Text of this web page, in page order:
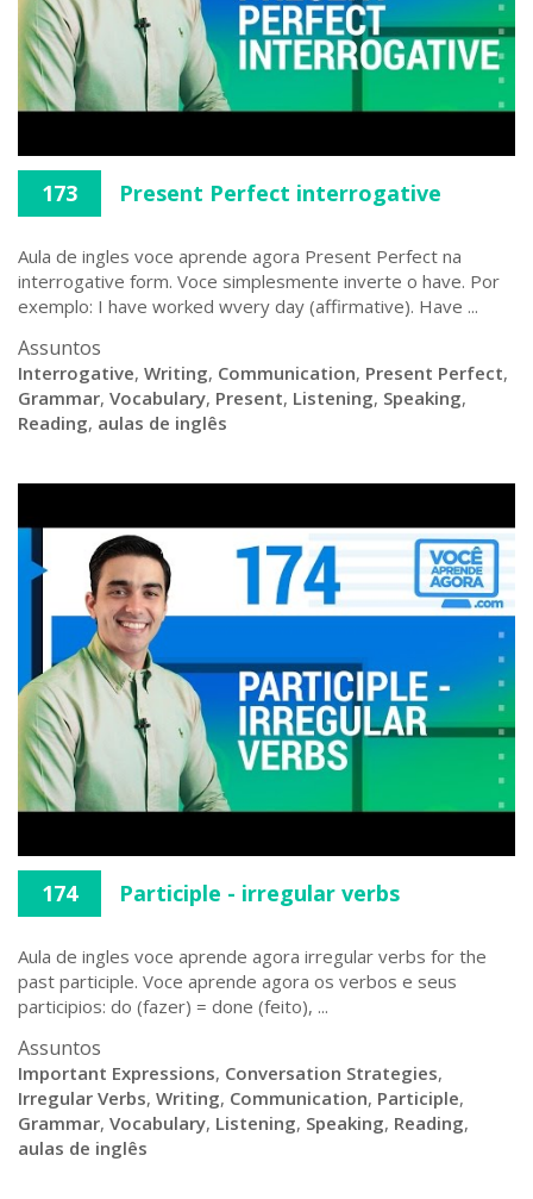
173 Present Perfect interrogative
Aula de ingles voce aprende agora Present Perfect na
interrogative form. Voce simplesmente inverte o have. Por
exemplo: I have worked wvery day (affirmative). Have ...
Assuntos
Interrogative, Writing, Communication, Present Perfect,
Grammar, Vocabulary, Present, Listening, Speaking,
Reading, aulas de inglês
174 Participle - irregular verbs
Aula de ingles voce aprende agora irregular verbs for the
past participle. Voce aprende agora os verbos e seus
participios: do (fazer) = done (feito), ...
Assuntos
Important Expressions, Conversation Strategies,
Irregular Verbs, Writing, Communication, Participle,
Grammar, Vocabulary, Listening, Speaking, Reading,
aulas de inglês